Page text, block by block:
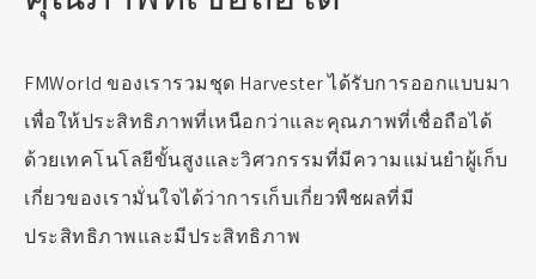
FMWorld ของเรารวมชุด Harvester ได้รับการออกแบบมา
เพื่อให้ประสิทธิภาพที่เหนือกว่าและคุณภาพที่เชื่อถือได้
ด้วยเทคโนโลยีขั้นสูงและวิศวกรรมที่มีความแม่นยำผู้เก็บ
เกี่ยวของเรามั่นใจได้ว่าการเก็บเกี่ยวพืชผลที่มี
ประสิทธิภาพและมีประสิทธิภาพ